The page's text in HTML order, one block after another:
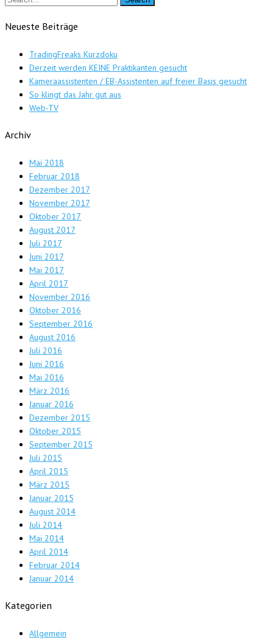
Neueste Beiträge
TradingFreaks Kurzdoku
Derzeit werden KEINE Praktikanten gesucht
Kameraassistenten / EB-Assistenten auf freier Basis gesucht
So klingt das Jahr gut aus
Web-TV
Archiv
Mai 2018
Februar 2018
Dezember 2017
November 2017
Oktober 2017
August 2017
Juli 2017
Juni 2017
Mai 2017
April 2017
November 2016
Oktober 2016
September 2016
August 2016
Juli 2016
Juni 2016
Mai 2016
März 2016
Januar 2016
Dezember 2015
Oktober 2015
September 2015
Juli 2015
April 2015
März 2015
Januar 2015
August 2014
Juli 2014
Mai 2014
April 2014
Februar 2014
Januar 2014
Kategorien
Allgemein